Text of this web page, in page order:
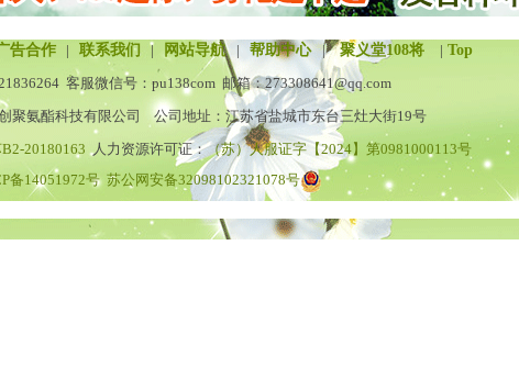
告合作 | 联系我们 | 网站导航 | 帮助中心 | 聚义堂108将 | Top
客服微信号： pu138com 邮箱：273308641@qq.com
聚氨酯科技有限公司 公司地址：江苏省盐城市东台三灶大街19号
20180163 人力资源许可证：（苏）人服证字【2024】第0981000113号
备14051972号 苏公网安备32098102321078号